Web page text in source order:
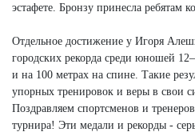
эстафете. Бронзу принесла ребятам
Отдельное достижение у Игоря
городских рекорда среди юношей
и на 100 метрах на спине. Такие
упорных тренировок и веры в свои
Поздравляем спортсменов и
турнира! Эти медали и рекорды -